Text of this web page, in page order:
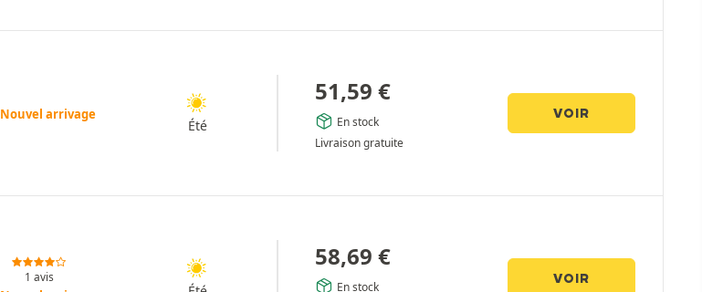
Nouvel arrivage
Été
51,59 €
En stock
Livraison gratuite
VOIR
1 avis
58,69 €
En stock
VOIR